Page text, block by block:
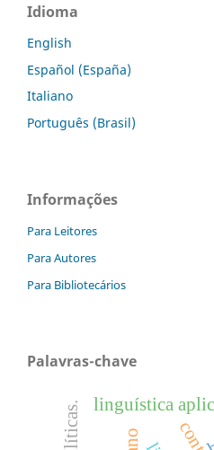
Idioma
English
Español (España)
Italiano
Português (Brasil)
Informações
Para Leitores
Para Autores
Para Bibliotecários
Palavras-chave
linguística